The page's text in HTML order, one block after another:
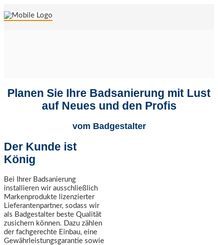
Planen Sie Ihre Badsanierung mit Lust
auf Neues und den Profis
vom Badgestalter
Der Kunde ist
König
Bei Ihrer Badsanierung
installieren wir ausschließlich
Markenprodukte lizenzierter
Lieferantenpartner, sodass wir
als Badgestalter beste Qualität
zusichern können. Dazu zählen
der fachgerechte Einbau, eine
Gewährleistungsgarantie sowie